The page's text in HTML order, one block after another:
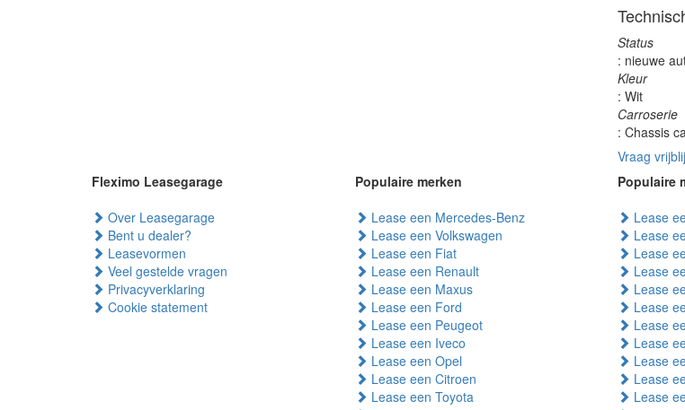
Status
: nieuwe
Kleur
: Wit
Carroserie
: Chassis
Vraag
Fleximo Leasegarage
Over Leasegarage
Bent u dealer?
Leasevormen
Veel gestelde vragen
Privacyverklaring
Cookie statement
Populaire merken
Lease een Mercedes-Benz
Lease een Volkswagen
Lease een Fiat
Lease een Renault
Lease een Maxus
Lease een Ford
Lease een Peugeot
Lease een Iveco
Lease een Opel
Lease een Citroen
Lease een Toyota
Populaire
Lease
Lease
Lease
Lease
Lease
Lease
Lease
Lease
Lease
Lease
Lease